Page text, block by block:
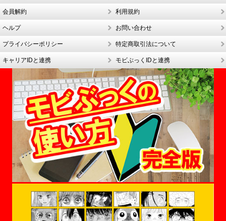
会員解約 利用規約
ヘルプ お問い合わせ
プライバシーポリシー 特定商取引法について
キャリアIDと連携 モビぶっくIDと連携